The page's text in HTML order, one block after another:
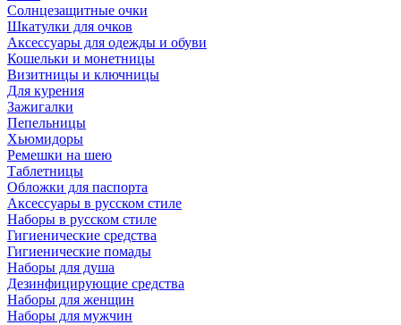
Солнцезащитные очки
Шкатулки для очков
Аксессуары для одежды и обуви
Кошельки и монетницы
Визитницы и ключницы
Для курения
Зажигалки
Пепельницы
Хьюмидоры
Ремешки на шею
Таблетницы
Обложки для паспорта
Аксессуары в русском стиле
Наборы в русском стиле
Гигиенические средства
Гигиенические помады
Наборы для душа
Дезинфицирующие средства
Наборы для женщин
Наборы для мужчин